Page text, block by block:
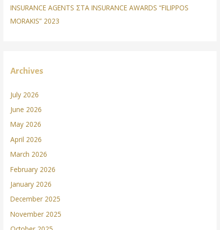
INSURANCE AGENTS ΣΤΑ INSURANCE AWARDS “FILIPPOS
MORAKIS” 2023
Archives
July 2026
June 2026
May 2026
April 2026
March 2026
February 2026
January 2026
December 2025
November 2025